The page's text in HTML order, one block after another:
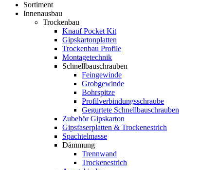
Sortiment
Innenausbau
Trockenbau
Knauf Pocket Kit
Gipskartonplatten
Trockenbau Profile
Montagetechnik
Schnellbauschrauben
Feingewinde
Grobgewinde
Bohrspitze
Profilverbindungsschraube
Gegurtete Schnellbauschrauben
Zubehör Gipskarton
Gipsfaserplatten & Trockenestrich
Spachtelmasse
Dämmung
Trennwand
Trockenestrich